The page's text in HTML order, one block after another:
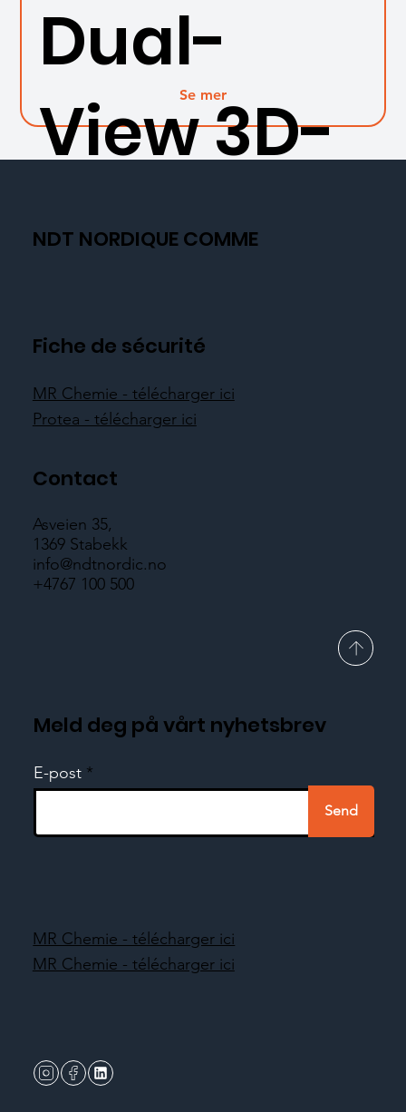
Dual-
View 3D-
måling
Se mer
NDT NORDIQUE COMME
Fiche de sécurité
MR Chemie - télécharger ici
Protea - télécharger ici
Contact
Asveien 35,
1369 Stabekk
info@ndtnordic.no
+4767 100 500
Meld deg på vårt nyhetsbrev
E-post
Send
MR Chemie - télécharger ici
MR Chemie - télécharger ici